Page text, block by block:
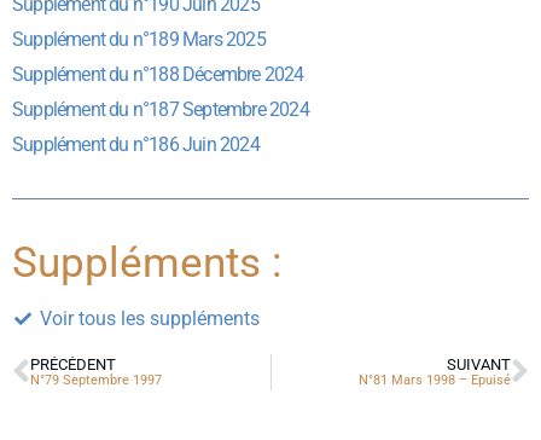
Supplément du n°189 Mars 2025
Supplément du n°188 Décembre 2024
Supplément du n°187 Septembre 2024
Supplément du n°186 Juin 2024
Suppléments :
Voir tous les suppléments
PRÉCÉDENT
N°79 Septembre 1997
SUIVANT
N°81 Mars 1998 – Epuisé